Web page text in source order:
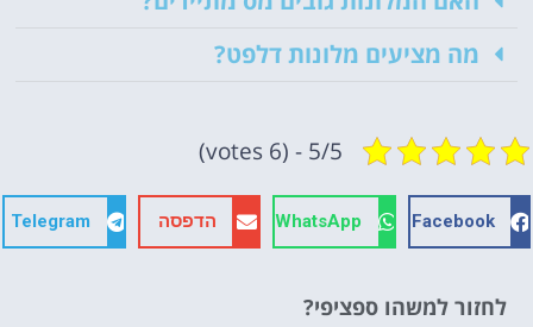
מה מציעים מלונות דלפט?
5/5 - (6 votes)
Facebook
WhatsApp הדפסה Telegram
לחזור למשהו ספציפי?